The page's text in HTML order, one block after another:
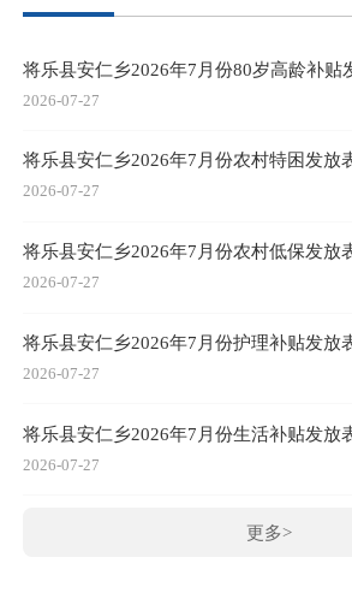
将乐县安仁乡2026年7月份80岁高龄补贴
2026-07-27
将乐县安仁乡2026年7月份农村特困发放
2026-07-27
将乐县安仁乡2026年7月份农村低保发放
2026-07-27
将乐县安仁乡2026年7月份护理补贴发放
2026-07-27
将乐县安仁乡2026年7月份生活补贴发放
2026-07-27
更多>